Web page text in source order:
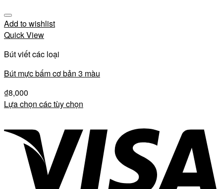
Add to wishlist
Quick View
Bút viết các loại
Bút mực bấm cơ bản 3 màu
₫8,000
Lựa chọn các tùy chọn